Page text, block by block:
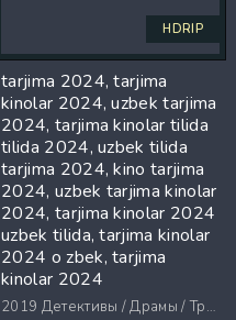
HDRIP
tarjima 2024, tarjima
kinolar 2024, uzbek tarjima
2024, tarjima kinolar tilida
tilida 2024, uzbek tilida
tarjima 2024, kino tarjima
2024, uzbek tarjima kinolar
2024, tarjima kinolar 2024
uzbek tilida, tarjima kinolar
2024 o zbek, tarjima
kinolar 2024
2019 Детективы / Драмы / Триллеры / Ужасы